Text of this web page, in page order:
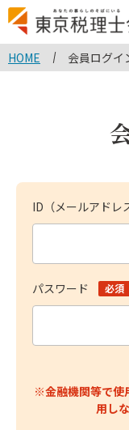
HOME 会員ログイ
ID（メールアドレ
パスワード
※金融機関等で使
用し